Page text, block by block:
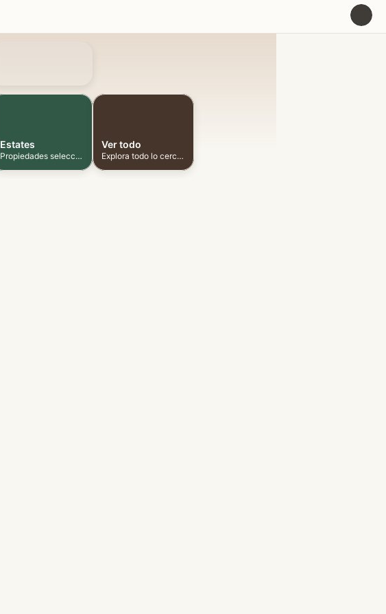
Estates
Propiedades seleccionadas cerca
Ver todo
Explora todo lo cercano